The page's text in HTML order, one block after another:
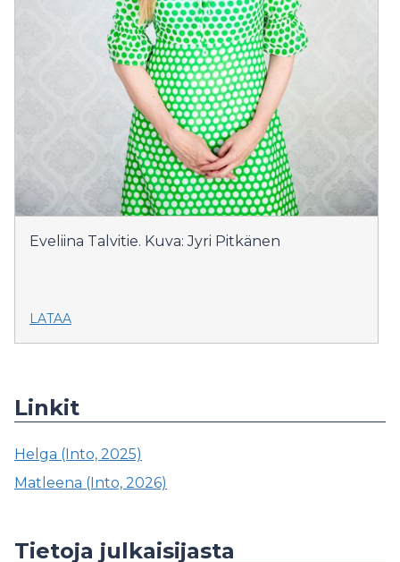
Eveliina Talvitie. Kuva: Jyri Pitkänen
LATAA
Linkit
Helga (Into, 2025)
Matleena (Into, 2026)
Tietoja julkaisijasta